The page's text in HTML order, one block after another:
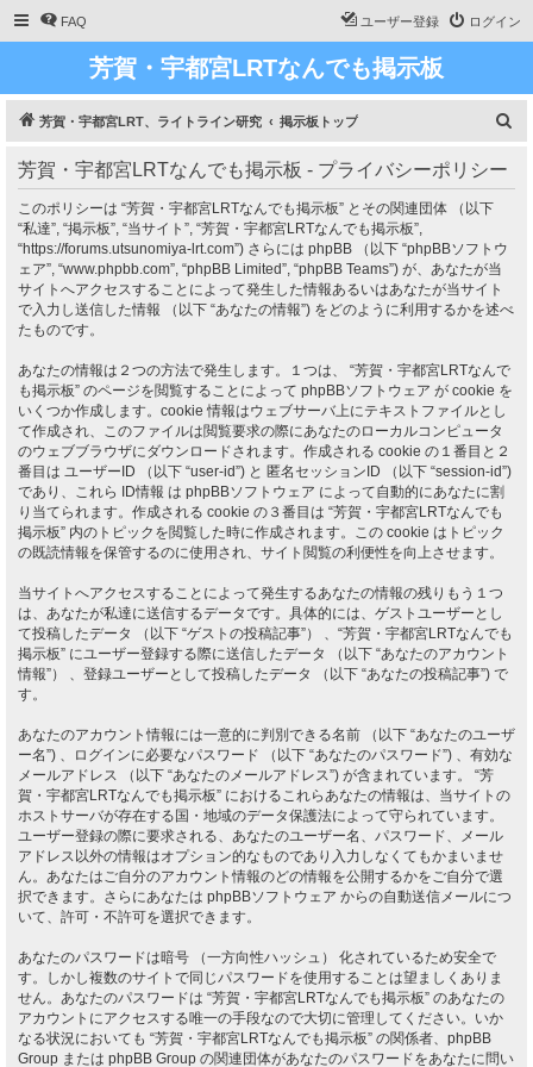
FAQ ログイン
ユーザー登録
芳賀・宇都宮LRTなんでも掲示板
芳賀・宇都宮LRT、ライトライン研究 掲示板トップ
芳賀・宇都宮LRTなんでも掲示板 - プライバシーポリシー
このポリシーは “芳賀・宇都宮LRTなんでも掲示板” とその関連団体 （以下
“私達”, “掲示板”, “当サイト”, “芳賀・宇都宮LRTなんでも掲示板”,
“https://forums.utsunomiya-lrt.com”) さらには phpBB （以下 “phpBBソフトウ
ェア”, “www.phpbb.com”, “phpBB Limited”, “phpBB Teams”) が、あなたが当
サイトへアクセスすることによって発生した情報あるいはあなたが当サイト
で入力し送信した情報 （以下 “あなたの情報”) をどのように利用するかを述べ
たものです。
あなたの情報は２つの方法で発生します。１つは、 “芳賀・宇都宮LRTなんで
も掲示板” のページを閲覧することによって phpBBソフトウェア が cookie を
いくつか作成します。cookie 情報はウェブサーバ上にテキストファイルとし
て作成され、このファイルは閲覧要求の際にあなたのローカルコンピュータ
のウェブブラウザにダウンロードされます。作成される cookie の１番目と２
番目は ユーザーID （以下 “user-id”) と 匿名セッションID （以下 “session-id”)
であり、これら ID情報 は phpBBソフトウェア によって自動的にあなたに割
り当てられます。作成される cookie の３番目は “芳賀・宇都宮LRTなんでも
掲示板” 内のトピックを閲覧した時に作成されます。この cookie はトピック
の既読情報を保管するのに使用され、サイト閲覧の利便性を向上させます。
当サイトへアクセスすることによって発生するあなたの情報の残りもう１つ
は、あなたが私達に送信するデータです。具体的には、ゲストユーザーとし
て投稿したデータ （以下 “ゲストの投稿記事”） 、“芳賀・宇都宮LRTなんでも
掲示板” にユーザー登録する際に送信したデータ （以下 “あなたのアカウント
情報”） 、登録ユーザーとして投稿したデータ （以下 “あなたの投稿記事”) で
す。
あなたのアカウント情報には一意的に判別できる名前 （以下 “あなたのユーザ
ー名”) 、ログインに必要なパスワード （以下 “あなたのパスワード”) 、有効な
メールアドレス （以下 “あなたのメールアドレス”) が含まれています。 “芳
賀・宇都宮LRTなんでも掲示板” におけるこれらあなたの情報は、当サイトの
ホストサーバが存在する国・地域のデータ保護法によって守られています。
ユーザー登録の際に要求される、あなたのユーザー名、パスワード、メール
アドレス以外の情報はオプション的なものであり入力しなくてもかまいませ
ん。あなたはご自分のアカウント情報のどの情報を公開するかをご自分で選
択できます。さらにあなたは phpBBソフトウェア からの自動送信メールにつ
いて、許可・不許可を選択できます。
あなたのパスワードは暗号 （一方向性ハッシュ） 化されているため安全で
す。しかし複数のサイトで同じパスワードを使用することは望ましくありま
せん。あなたのパスワードは “芳賀・宇都宮LRTなんでも掲示板” のあなたの
アカウントにアクセスする唯一の手段なので大切に管理してください。いか
なる状況においても “芳賀・宇都宮LRTなんでも掲示板” の関係者、phpBB
Group または phpBB Group の関連団体があなたのパスワードをあなたに問い